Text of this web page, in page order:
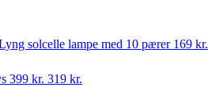
solcelle lampe med 10 pærer 169 kr.
399 kr. 319 kr.